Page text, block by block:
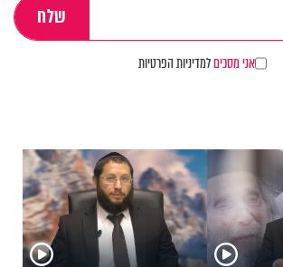
אני מסכיםלמדיניות הפרטיות